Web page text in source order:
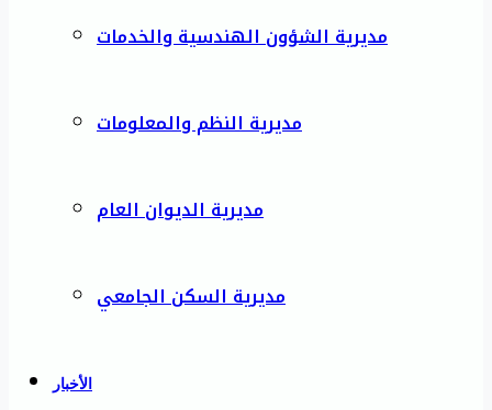
مديرية الشؤون الهندسية والخدمات
مديرية النظم والمعلومات
مديرية الديوان العام
مديرية السكن الجامعي
الأخبار